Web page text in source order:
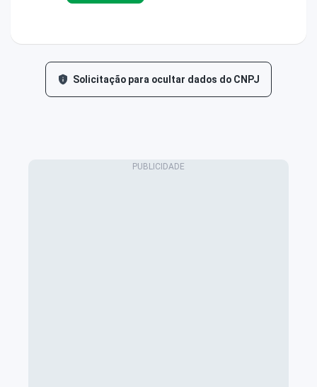
Solicitação para ocultar dados do CNPJ